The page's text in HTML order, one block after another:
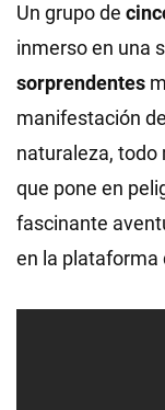
Un grupo de
inmerso en una
sorprendentes
manifestación
naturaleza,
que pone en
fascinante
en la plataforma